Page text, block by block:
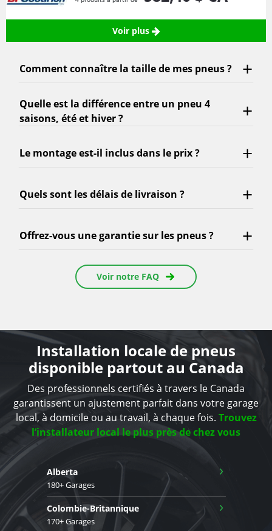
Voir plus
Comment connaître la taille de mes pneus ?
Quelle est la différence entre un pneu 4
saisons, été et hiver ?
Le montage est-il inclus dans le prix ?
Quels sont les délais de livraison ?
Offrez-vous une garantie sur les pneus ?
Voir notre FAQ
Installation locale de pneus
disponible partout au Canada
Des professionnels certifiés à travers le Canada
garantissent un ajustement parfait dans votre garage
local, à domicile ou au travail, à chaque fois. Trouvez
l’installateur local le plus près de chez vous
Alberta
180+ Garages
›
Colombie-Britannique
170+ Garages
›